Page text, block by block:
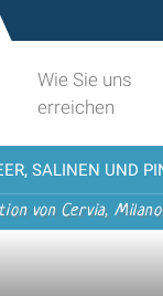
Wie Sie uns
erreichen
SALINEN UND
von Cervia,